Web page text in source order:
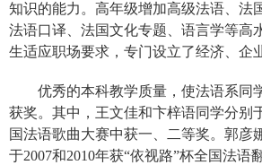
知识的能力。高年级增加高级法语、法
法语口译、法国文化专题、语言学等高
生适应职场要求，专门设立了经济、企
优秀的本科教学质量，使法语系同
获奖。其中，王文佳和卞梓语同学分别
国法语歌曲大赛中获一、二等奖。郭彦
于2007和2010年获“依视路”杯全国法语